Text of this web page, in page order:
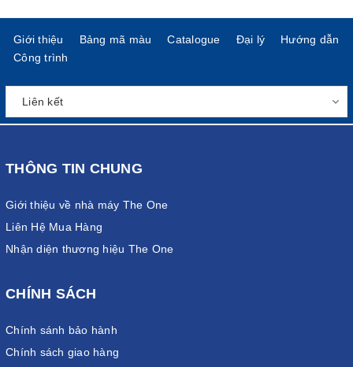
Giới thiệu Bảng mã màu Catalogue Đại lý
Hướng dẫn
Công trình
THÔNG TIN CHUNG
Giới thiệu về nhà máy The One
Liên Hệ Mua Hàng
Nhận diện thương hiệu The One
CHÍNH SÁCH
Chính sánh bảo hành
Chính sách giao hàng